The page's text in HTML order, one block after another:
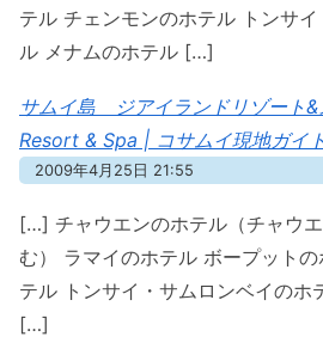
テル チェンモンのホテル トンサ
ル メナムのホテル […]
サムイ島 ジアイランドリゾート
Resort & Spa | コサムイ現地ガイ
2009年4月25日 21:55
[…] チャウエンのホテル（チャウ
む） ラマイのホテル ボープット
テル トンサイ・サムロンベイのホ
[…]